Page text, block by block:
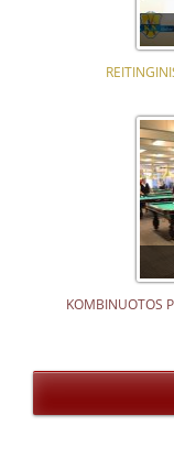
KOMBINUOTOS